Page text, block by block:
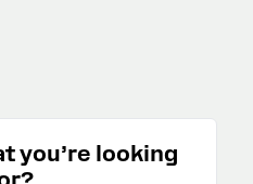
you’re looking